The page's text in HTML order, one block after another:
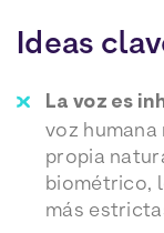
Ideas
La voz es
voz humana
propia
biométrico,
más